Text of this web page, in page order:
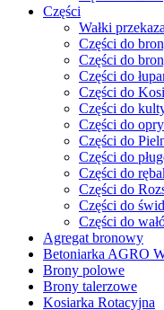
Części
Wałki
Części do
Części do
Części do
Części do
Części do
Części do
Części do
Części do
Części do
Części do
Części do
Części do
Agregat bronowy
Betoniarka AGRO
Brony polowe
Brony talerzowe
Kosiarka Rotacyjna